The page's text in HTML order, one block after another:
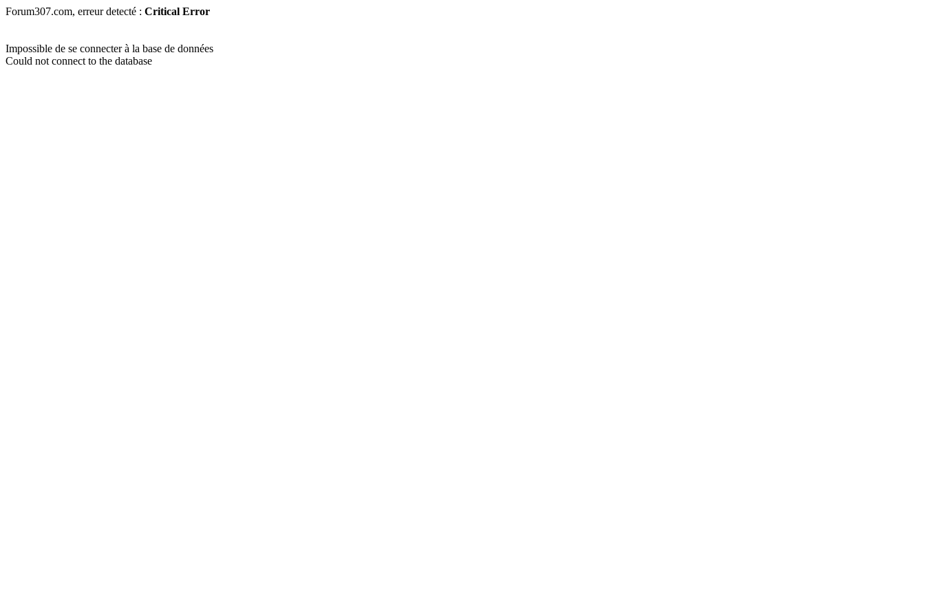
Forum307.com, erreur detecté : Critical Error
Impossible de se connecter à la base de données
Could not connect to the database